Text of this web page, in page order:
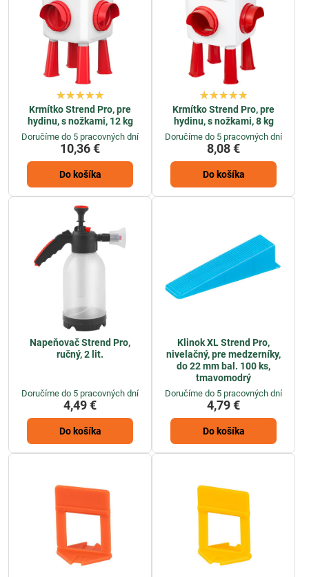
Krmítko Strend Pro, pre
hydinu, s nožkami, 12 kg
Doručíme do 5 pracovných dní
10,36 €
Do košíka
Krmítko Strend Pro, pre
hydinu, s nožkami, 8 kg
Doručíme do 5 pracovných dní
8,08 €
Do košíka
Napeňovač Strend Pro,
ručný, 2 lit.
Doručíme do 5 pracovných dní
4,49 €
Do košíka
Klinok XL Strend Pro,
nivelačný, pre medzerníky,
do 22 mm bal. 100 ks,
tmavomodrý
Doručíme do 5 pracovných dní
4,79 €
Do košíka